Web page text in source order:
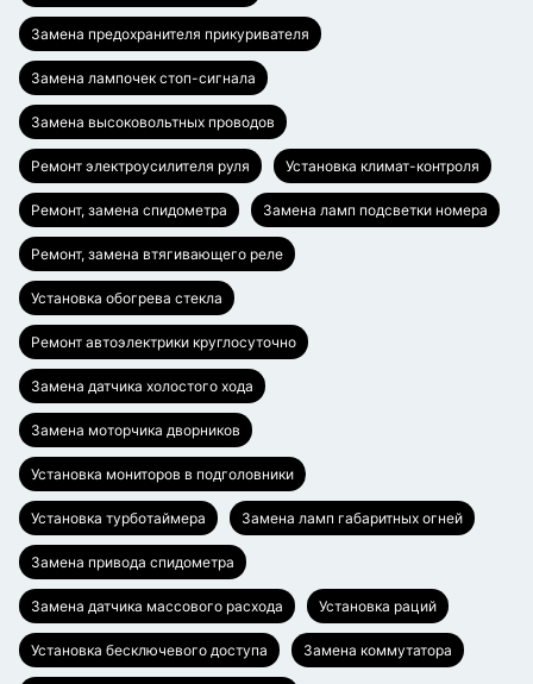
Замена предохранителя прикуривателя
Замена лампочек стоп-сигнала
Замена высоковольтных проводов
Ремонт электроусилителя руля Установка климат-контроля
Ремонт, замена спидометра Замена ламп подсветки номера
Ремонт, замена втягивающего реле
Установка обогрева стекла
Ремонт автоэлектрики круглосуточно
Замена датчика холостого хода
Замена моторчика дворников
Установка мониторов в подголовники
Установка турботаймера Замена ламп габаритных огней
Замена привода спидометра
Замена датчика массового расхода Установка раций
Установка бесключевого доступа Замена коммутатора